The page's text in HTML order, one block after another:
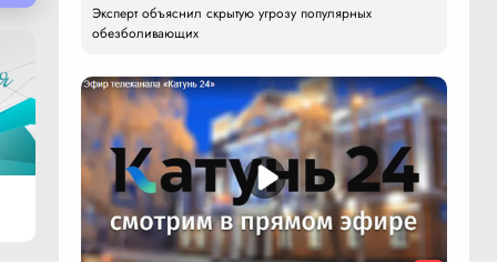
Эксперт объяснил скрытую угрозу популярных
обезболивающих